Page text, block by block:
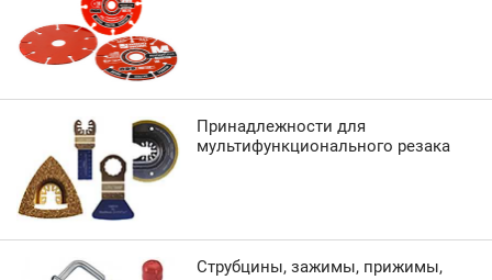
Принадлежности для
мультифункционального резака
Струбцины, зажимы, прижимы,